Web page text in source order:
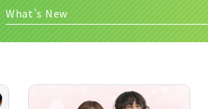
What's New